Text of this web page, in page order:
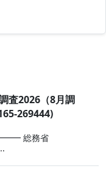
査2026（8月調
269444)
総務省